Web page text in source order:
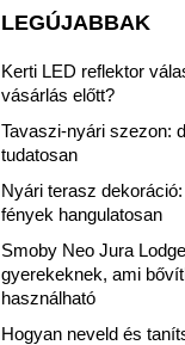
LEGÚJABBAK
Kerti LED reflektor
vásárlás előtt?
Tavaszi-nyári szezon:
tudatosan
Nyári terasz
fények hangulatosan
Smoby Neo Jura
gyerekeknek, ami
használható
Hogyan neveld és